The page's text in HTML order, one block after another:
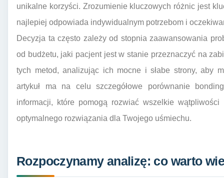
unikalne korzyści. Zrozumienie kluczowych różnic jest
najlepiej odpowiada indywidualnym potrzebom i
Decyzja ta często zależy od stopnia zaawansowania
od budżetu, jaki pacjent jest w stanie przeznaczyć na
tych metod, analizując ich mocne i słabe strony, aby
artykuł ma na celu szczegółowe porównanie
informacji, które pomogą rozwiać wszelkie
optymalnego rozwiązania dla Twojego uśmiechu.
Rozpoczynamy analizę: co warto